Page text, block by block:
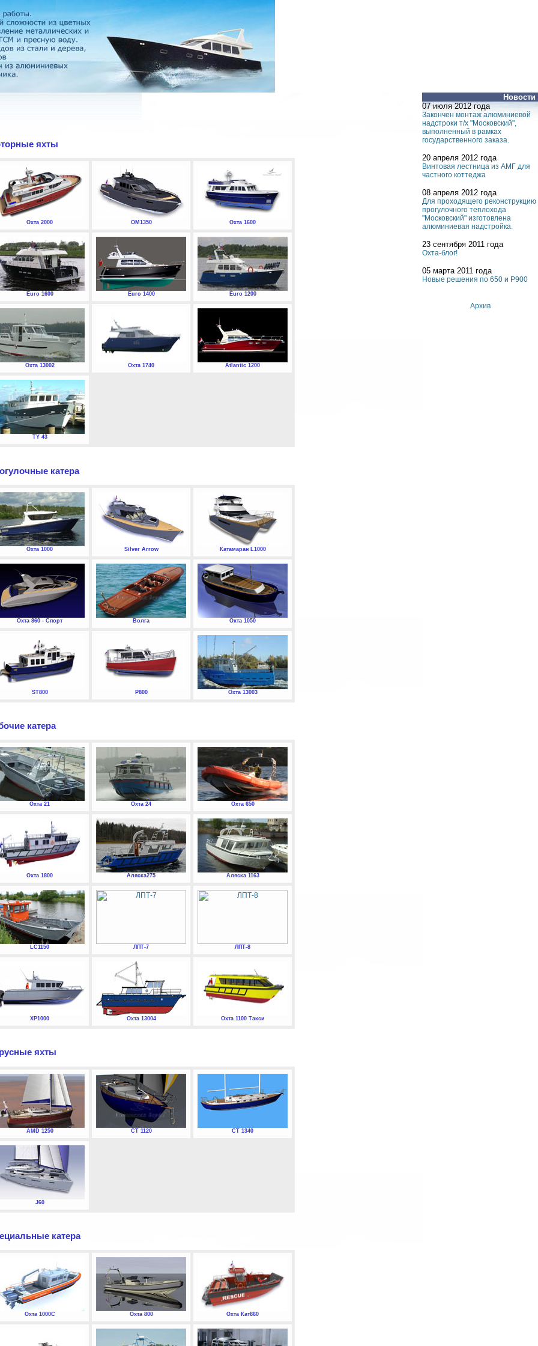
Новости
07 июля 2012 года
Закончен монтаж алюминиевой
надстроки т/х "Московский",
выполненный в рамках
государственного заказа.
20 апреля 2012 года
Винтовая лестница из АМГ для
частного коттеджа
08 апреля 2012 года
Для проходящего реконструкцию
прогулочного теплохода
"Московский" изготовлена
алюминиевая надстройка.
23 сентября 2011 года
Охта-блог!
05 марта 2011 года
Новые решения по 650 и P900
Архив
яхты
Охта 2000 ОМ1350 Охта 1600
Euro 1600 Euro 1400 Euro 1200
Охта 13002 Охта 1740 Atlantic 1200
TY 43
катера
Охта 1000 Silver Arrow Катамаран L1000
Охта 860 - Спорт Волга Охта 1050
ST800 P800 Охта 13003
катера
Охта 21 Охта 24 Охта 650
Охта 1800 Аляска275 Аляска 1163
LC1150 ЛПТ-7 ЛПТ-8
XP1000 Охта 13004 Охта 1100 Такси
яхты
AMD 1250 СТ 1120 СТ 1340
J60
катера
Охта 1000С Охта 800 Охта Кат860